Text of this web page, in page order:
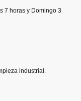
7 horas y Domingo 3
industrial.